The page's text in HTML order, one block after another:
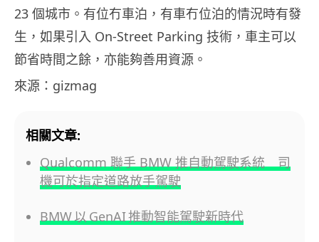
23 個城市。有位冇車泊，有車冇位泊的情況時有發
生，如果引入 On-Street Parking 技術，車主可以
節省時間之餘，亦能夠善用資源。
來源：gizmag
相關文章:
Qualcomm 聯手 BMW 推自動駕駛系統 司
機可於指定道路放手駕駛
BMW 以 GenAI 推動智能駕駛新時代